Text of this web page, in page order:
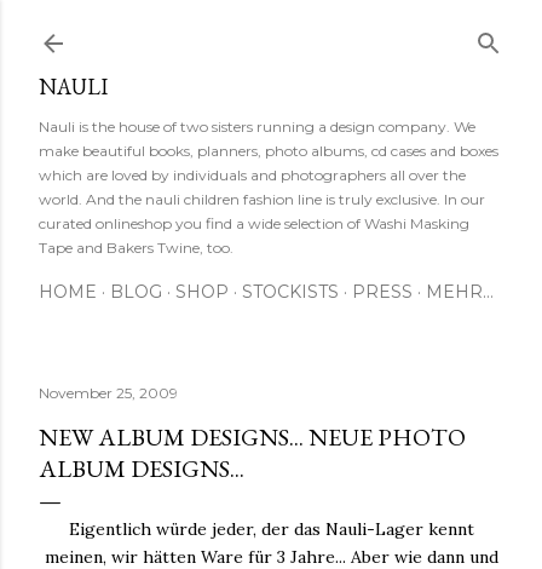
NAULI
Nauli is the house of two sisters running a design company. We
make beautiful books, planners, photo albums, cd cases and boxes
which are loved by individuals and photographers all over the
world. And the nauli children fashion line is truly exclusive. In our
curated onlineshop you find a wide selection of Washi Masking
Tape and Bakers Twine, too.
HOME BLOG SHOP STOCKISTS PRESS MEHR…
November 25, 2009
NEW ALBUM DESIGNS... NEUE PHOTO
ALBUM DESIGNS...
Eigentlich würde jeder, der das Nauli-Lager kennt
meinen, wir hätten Ware für 3 Jahre... Aber wie dann und